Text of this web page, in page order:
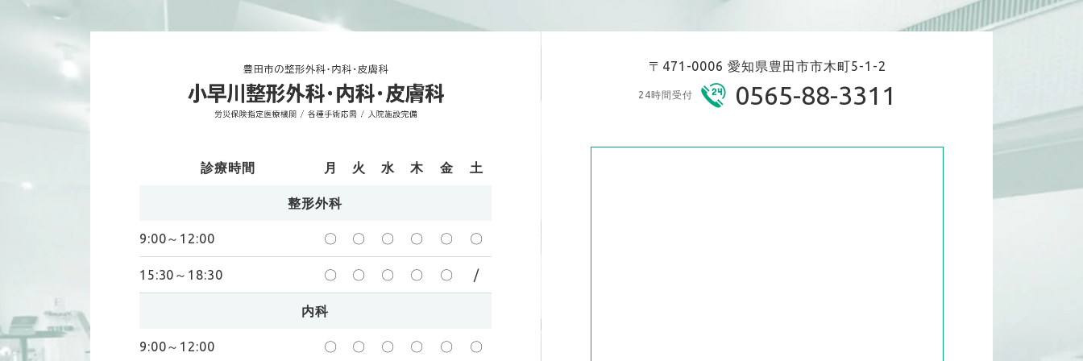
診療時間 月 火 水 木 金 土
整形外科
9:00～12:00 〇 〇 〇 〇 〇 〇
15:30～18:30 〇 〇 〇 〇 〇 /
内科
9:00～12:00 〇 〇 〇 〇 〇 〇
〒471-0006 愛知県豊田市市木町5-1-2
24時間受付 0565-88-3311